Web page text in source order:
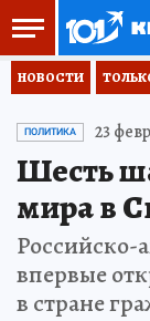
НОВОСТИ
ПОЛИТИКА 23
Шесть
мира в
Российско-
впервые
в стране